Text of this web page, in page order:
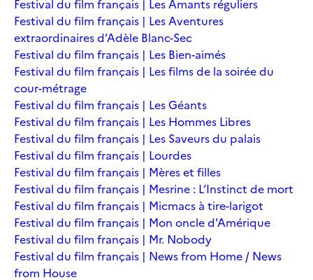
Festival du film français | Les Amants réguliers
Festival du film français | Les Aventures
extraordinaires d’Adèle Blanc-Sec
Festival du film français | Les Bien-aimés
Festival du film français | Les films de la soirée du
cour-métrage
Festival du film français | Les Géants
Festival du film français | Les Hommes Libres
Festival du film français | Les Saveurs du palais
Festival du film français | Lourdes
Festival du film français | Mères et filles
Festival du film français | Mesrine : L’Instinct de mort
Festival du film français | Micmacs à tire-larigot
Festival du film français | Mon oncle d'Amérique
Festival du film français | Mr. Nobody
Festival du film français | News from Home / News
from House